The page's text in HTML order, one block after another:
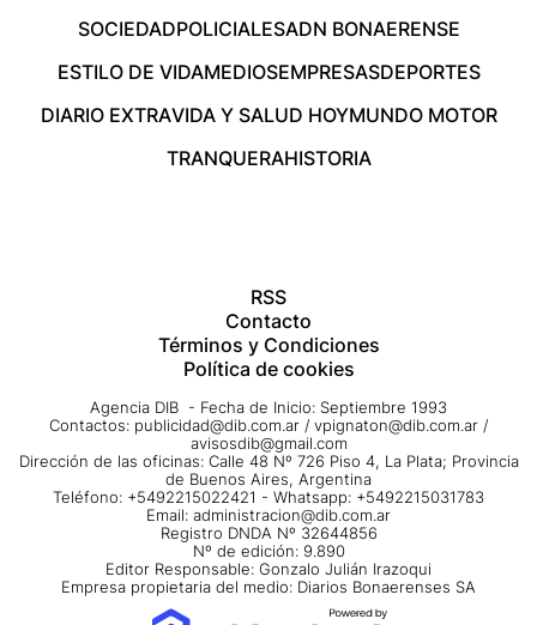
SOCIEDADPOLICIALESADN BONAERENSE
ESTILO DE VIDAMEDIOSEMPRESASDEPORTES
DIARIO EXTRAVIDA Y SALUD HOYMUNDO MOTOR
TRANQUERAHISTORIA
RSS
Contacto
Términos y Condiciones
Política de cookies
Agencia DIB - Fecha de Inicio: Septiembre 1993
Contactos: publicidad@dib.com.ar / vpignaton@dib.com.ar /
avisosdib@gmail.com
Dirección de las oficinas: Calle 48 Nº 726 Piso 4, La Plata; Provincia
de Buenos Aires, Argentina
Teléfono: +5492215022421 - Whatsapp: +5492215031783
Email: administracion@dib.com.ar
Registro DNDA Nº 32644856
Nº de edición: 9.890
Editor Responsable: Gonzalo Julián Irazoqui
Empresa propietaria del medio: Diarios Bonaerenses SA